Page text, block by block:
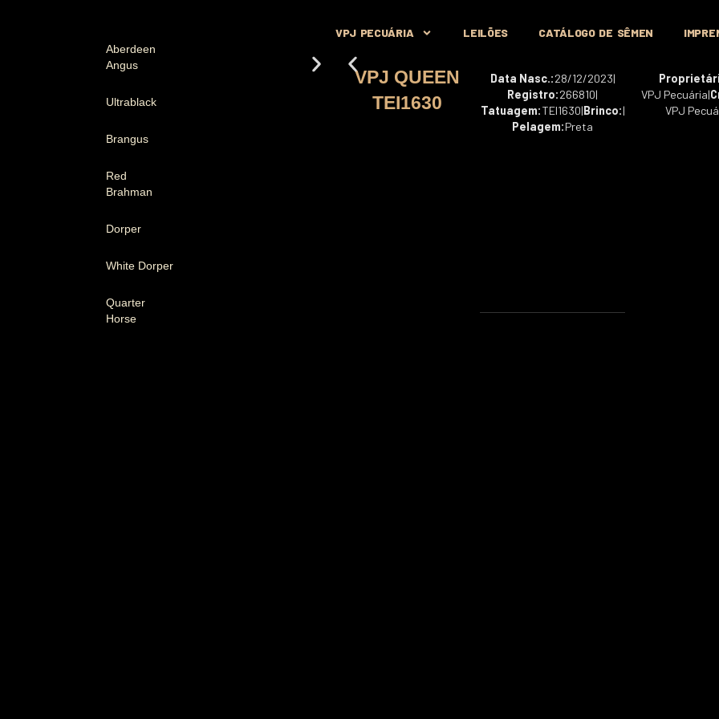
VPJ PECUÁRIA LEILÕES CATÁLOGO DE SÊMEN
Aberdeen
Angus
Ultrablack
Brangus
Red
Brahman
Dorper
White Dorper
Quarter
Horse
VPJ QUEEN
TEI1630
Data Nasc.:28/12/2023|
Registro:266810|
Tatuagem:TEI1630|Brinco:|
Pelagem:Preta
VPJ Pecuária|
VPJ